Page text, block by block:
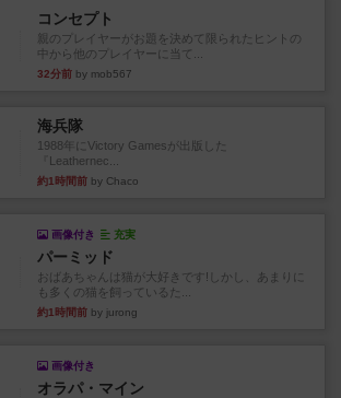
コンセプト
親のプレイヤーがお題を決めて限られたヒントの
中から他のプレイヤーに当て...
32分前 by mob567
海兵隊
1988年にVictory Gamesが出版した
『Leathernec...
約1時間前 by Chaco
画像付き 充実
パーミッド
おばあちゃんは猫が大好きです!しかし、あまりに
も多くの猫を飼っているた...
約1時間前 by jurong
画像付き
オラパ・マイン